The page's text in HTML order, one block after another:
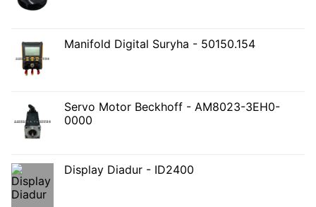
Manifold Digital Suryha - 50150.154
Servo Motor Beckhoff - AM8023-3EH0-
0000
Display Diadur - ID2400